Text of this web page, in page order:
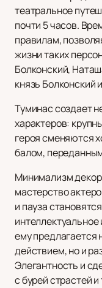
театральное
почти 5 часов.
правилам,
жизни таких
Болконский,
князь Болконский
Туминас создает
характеров:
героя сменяются
балом,
Минимализм
мастерство
и пауза
ему предлагается
действием, но и
Элегантность и
с бурей страстей